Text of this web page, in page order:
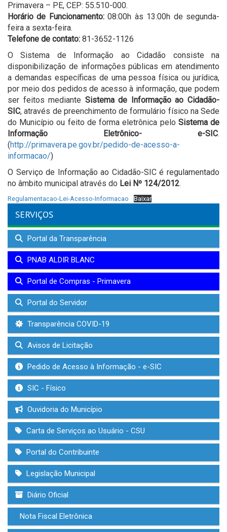
Primavera – PE, CEP: 55.510-000.
Horário de Funcionamento:08:00h às 13:00h de segunda-
feira a sexta-feira.
Telefone de contato: 81-3652-1126
O Sistema de Informação ao Cidadão consiste na
disponibilização de informações públicas em atendimento
a demandas específicas de uma pessoa física ou jurídica,
por meio dos pedidos de acesso à informação, que podem
ser feitos mediante Sistema de Informação ao Cidadão-
SIC, através de preenchimento de formulário físico na Sede
do Município ou feito de forma eletrônica pelo Sistema de
Informação Eletrônico- e-SIC.
(http://primavera.pe.gov.br/pedido-de-acesso-a-
informacao/)
O Serviço de Informação ao Cidadão-SIC é regulamentado
no âmbito municipal através do Lei Nº 124/2012.
Regulamentacao-Lei-Acesso-Informacao Baixar
SERVIÇOS
Portal da Transparência
PNAB ALDIR BLANC
Portal de Compras - Primavera
Portal do Servidor
Transparência COVID-19
Avisos de Licitação
Pedido de Acesso à Informação - e-SIC
SIC - Físico
Ouvidoria do Município
Carta de Serviços ao Usuário - CSU
Portal do Contribuinte
Legislação Municipal
Diário Oficial
Nota Fiscal Eletrônica